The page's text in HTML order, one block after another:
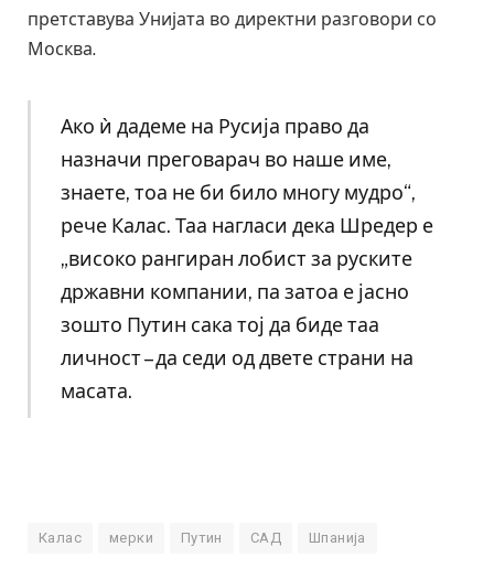
претставува Унијата во директни разговори со
Москва.
Ако ѝ дадеме на Русија право да
назначи преговарач во наше име,
знаете, тоа не би било многу мудро“,
рече Калас. Таа нагласи дека Шредер е
„високо рангиран лобист за руските
државни компании, па затоа е јасно
зошто Путин сака тој да биде таа
личност – да седи од двете страни на
масата.
Калас мерки Путин САД Шпанија